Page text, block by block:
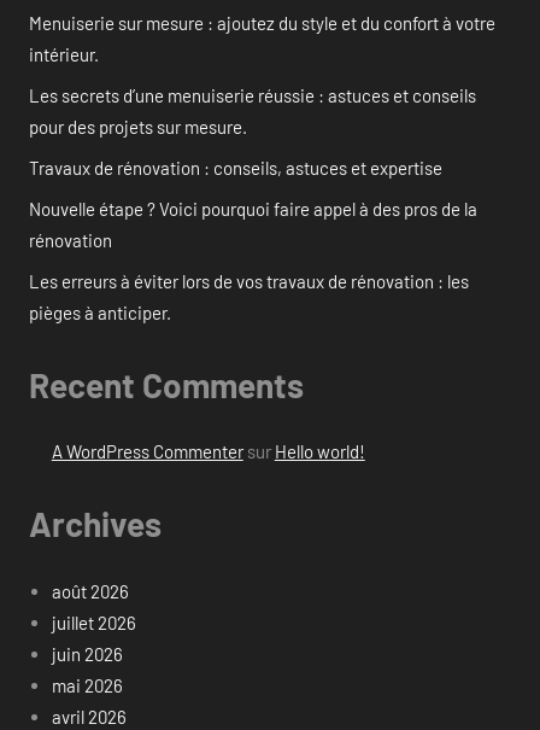
Menuiserie sur mesure : ajoutez du style et du confort à votre
intérieur.
Les secrets d’une menuiserie réussie : astuces et conseils
pour des projets sur mesure.
Travaux de rénovation : conseils, astuces et expertise
Nouvelle étape ? Voici pourquoi faire appel à des pros de la
rénovation
Les erreurs à éviter lors de vos travaux de rénovation : les
pièges à anticiper.
Recent Comments
A WordPress Commentersur Hello world!
Archives
août 2026
juillet 2026
juin 2026
mai 2026
avril 2026